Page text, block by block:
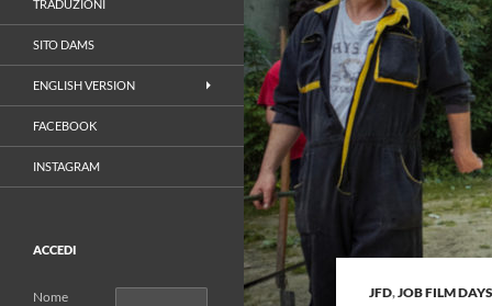
JFD,JOB FILM
TRADUZIONI
SITO DAMS
ENGLISH VERSION
FACEBOOK
INSTAGRAM
ACCEDI
Nome